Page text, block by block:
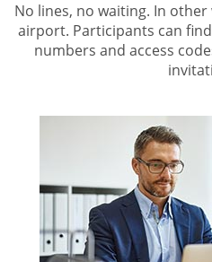
No lines, no waiting. In
airport. Participants can
numbers and access